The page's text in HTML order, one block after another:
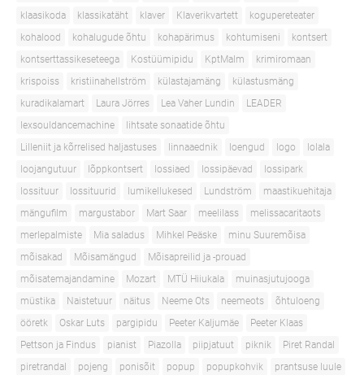
klaasikoda
klassikatäht klaver Klaverikvartett
kogupereteater
kohalood
kohalugude õhtu kohapärimus kohtumiseni
kontsert
kontserttassikeseteega
Kostüümipidu KptMalm
krimiromaan
krispoiss
kristiinahellström külastajamäng
külastusmäng
kuradikalamart
Laura Jörres Lea Vaher Lundin
LEADER
lexsouldancemachine
lihtsate sonaatide õhtu
Lilleniit ja kõrrelised haljastuses
linnaaednik loengud logo
lolala
loojangutuur
lõppkontsert lossiaed lossipäevad
lossipark
lossituur
lossituurid lumikellukesed Lundström
maastikuehitaja
mängufilm
margustabor Mart Saar meelilass
melissacaritaots
merlepalmiste
Mia saladus Mihkel Peäske
minu Suuremõisa
mõisakad
Mõisamängud
Mõisapreilid ja -prouad
mõisatemajandamine
Mozart MTÜ Hiiukala
muinasjutujooga
müstika
Naistetuur näitus Neeme Ots neemeots
õhtuloeng
ööretk
Oskar Luts pargipidu Peeter Kaljumäe
Peeter Klaas
Pettson ja Findus
pianist Piazolla piipjatuut piknik
Piret Randal
piretrandal
pojeng ponisõit popup popupkohvik
prantsuse luule